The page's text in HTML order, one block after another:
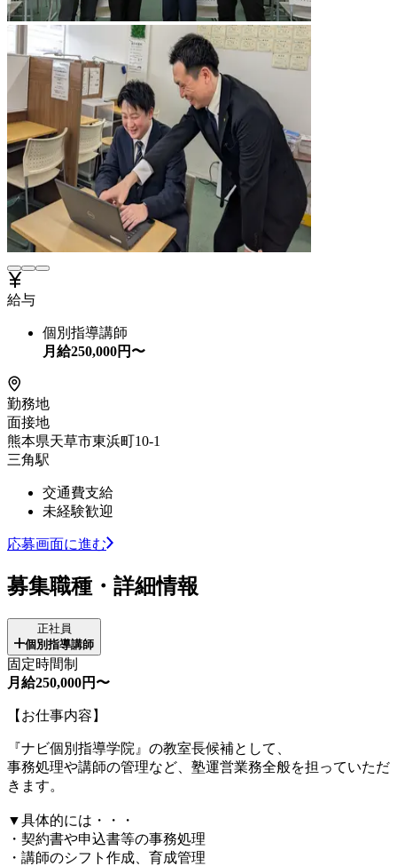
給与
個別指導講師
月給250,000円〜
勤務地
面接地
熊本県天草市東浜町10-1
三角駅
交通費支給
未経験歓迎
応募画面に進む
募集職種・詳細情報
正社員
個別指導講師
固定時間制
月給250,000円〜
【お仕事内容】
『ナビ個別指導学院』の教室長候補として、
事務処理や講師の管理など、塾運営業務全般を担っていただ
きます。
▼具体的には・・・
・契約書や申込書等の事務処理
・講師のシフト作成、育成管理